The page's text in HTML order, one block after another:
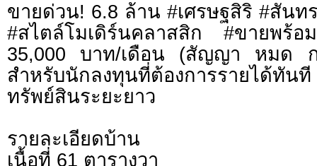
ขายด่วน! 6.8 ล้าน #เศรษฐสิริ #สันท
#สไตล์โมเดิร์นคลาสสิก #ขายพร้อม
35,000 บาท/เดือน (สัญญา หมด
สำหรับนักลงทุนที่ต้องการรายได้ทั
ทรัพย์สินระยะยาว
รายละเอียดบ้าน
เนื้อที่ 61 ตารางวา